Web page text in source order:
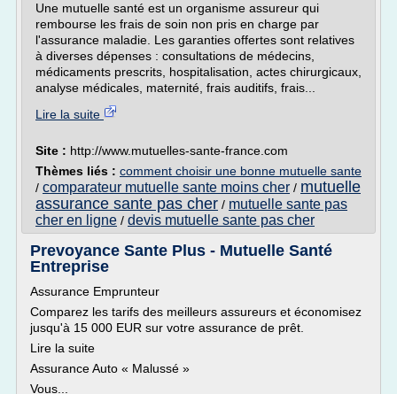
Une mutuelle santé est un organisme assureur qui
rembourse les frais de soin non pris en charge par
l'assurance maladie. Les garanties offertes sont relatives
à diverses dépenses : consultations de médecins,
médicaments prescrits, hospitalisation, actes chirurgicaux,
analyse médicales, maternité, frais auditifs, frais...
Lire la suite
Site : http://www.mutuelles-sante-france.com
Thèmes liés : comment choisir une bonne mutuelle sante
/ comparateur mutuelle sante moins cher / mutuelle
assurance sante pas cher / mutuelle sante pas
cher en ligne / devis mutuelle sante pas cher
Prevoyance Sante Plus - Mutuelle Santé
Entreprise
Assurance Emprunteur
Comparez les tarifs des meilleurs assureurs et économisez
jusqu'à 15 000 EUR sur votre assurance de prêt.
Lire la suite
Assurance Auto « Malussé »
Vous...